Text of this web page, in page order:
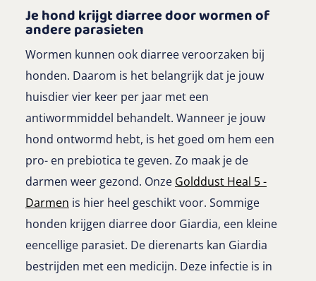
Je hond krijgt diarree door wormen of
andere parasieten
Wormen kunnen ook diarree veroorzaken bij
honden. Daarom is het belangrijk dat je jouw
huisdier vier keer per jaar met een
antiwormmiddel behandelt. Wanneer je jouw
hond ontwormd hebt, is het goed om hem een
pro- en prebiotica te geven. Zo maak je de
darmen weer gezond. Onze Golddust Heal 5 -
Darmen is hier heel geschikt voor. Sommige
honden krijgen diarree door Giardia, een kleine
eencellige parasiet. De dierenarts kan Giardia
bestrijden met een medicijn. Deze infectie is in